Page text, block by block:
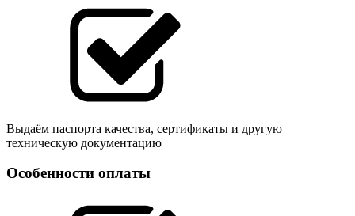
Выдаём паспорта качества, сертификаты и другую
техническую документацию
Особенности оплаты